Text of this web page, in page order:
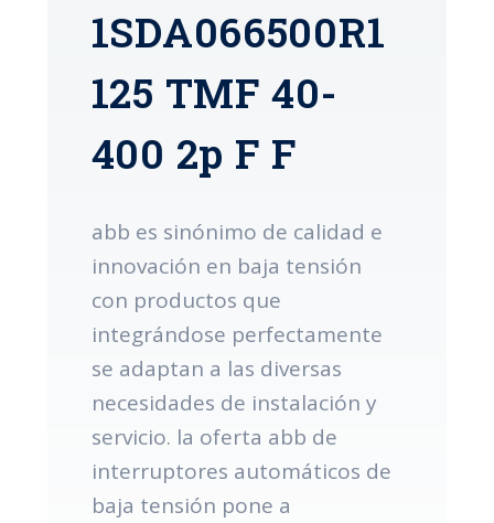
1SDA066500R1
125 TMF 40-
400 2p F F
abb es sinónimo de calidad e
innovación en baja tensión
con productos que
integrándose perfectamente
se adaptan a las diversas
necesidades de instalación y
servicio. la oferta abb de
interruptores automáticos de
baja tensión pone a